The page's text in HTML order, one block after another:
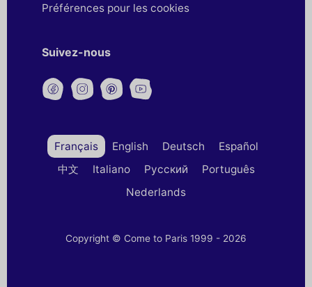
Préférences pour les cookies
Suivez-nous
Français English Deutsch
Español
中文
Italiano Русский
Português
Nederlands
Copyright © Come to Paris 1999 - 2026